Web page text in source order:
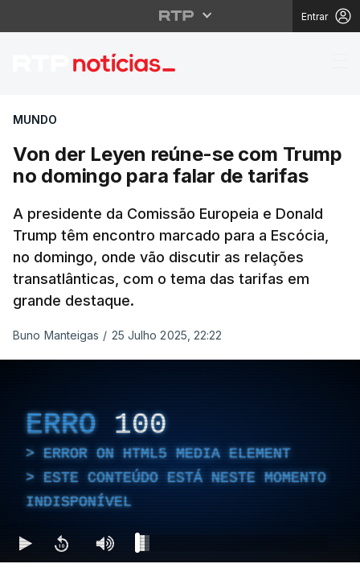
Entrar
Von der Leyen
MUNDO
Von der Leyen reúne-se com Trump
no domingo para falar de tarifas
A presidente da Comissão Europeia e Donald
Trump têm encontro marcado para a Escócia,
no domingo, onde vão discutir as relações
transatlânticas, com o tema das tarifas em
grande destaque.
Buno Manteigas / 25 Julho 2025, 22:22
ERRO 100
ERROR ON HTML5 MEDIA ELEMENT
ESTE CONTEÚDO ESTÁ NESTE MOMENTO
INDISPONÍVEL